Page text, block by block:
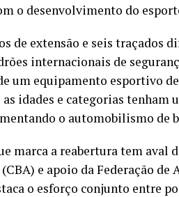
o desenvolvimento do
de extensão e seis traçados
internacionais de
um equipamento esportivo
idades e categorias tenham
o automobilismo de
marca a reabertura tem aval
e apoio da Federação
o esforço conjunto entre